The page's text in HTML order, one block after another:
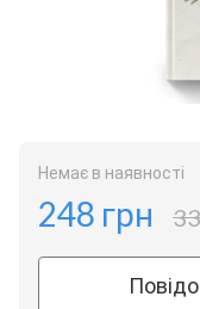
Немає в наявності
248 грн